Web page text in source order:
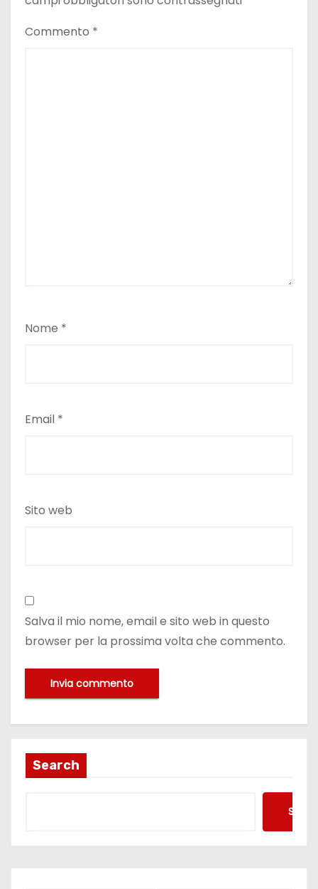
Commento *
Nome *
Email *
Sito web
Salva il mio nome, email e sito web in questo
browser per la prossima volta che commento.
Search